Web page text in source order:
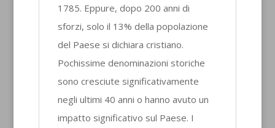
1785. Eppure, dopo 200 anni di
sforzi, solo il 13% della popolazione
del Paese si dichiara cristiano.
Pochissime denominazioni storiche
sono cresciute significativamente
negli ultimi 40 anni o hanno avuto un
impatto significativo sul Paese. I